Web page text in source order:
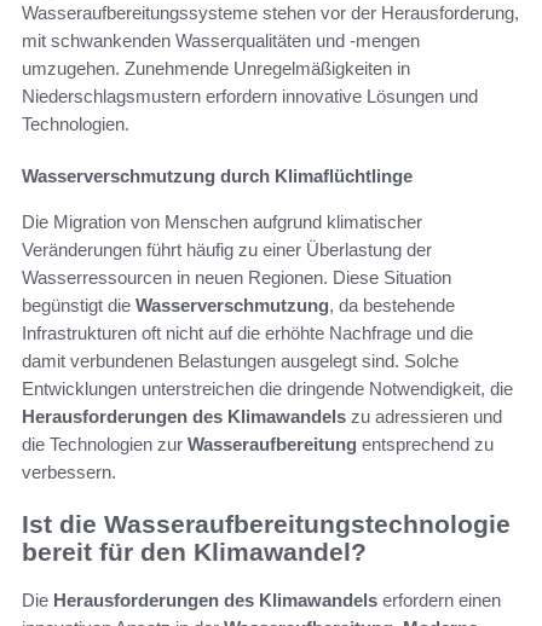
Wasseraufbereitungssysteme stehen vor der Herausforderung,
mit schwankenden Wasserqualitäten und -mengen
umzugehen. Zunehmende Unregelmäßigkeiten in
Niederschlagsmustern erfordern innovative Lösungen und
Technologien.
Wasserverschmutzung durch Klimaflüchtlinge
Die Migration von Menschen aufgrund klimatischer
Veränderungen führt häufig zu einer Überlastung der
Wasserressourcen in neuen Regionen. Diese Situation
begünstigt die Wasserverschmutzung, da bestehende
Infrastrukturen oft nicht auf die erhöhte Nachfrage und die
damit verbundenen Belastungen ausgelegt sind. Solche
Entwicklungen unterstreichen die dringende Notwendigkeit, die
Herausforderungen des Klimawandels zu adressieren und
die Technologien zur Wasseraufbereitung entsprechend zu
verbessern.
Ist die Wasseraufbereitungstechnologie
bereit für den Klimawandel?
Die Herausforderungen des Klimawandels erfordern einen